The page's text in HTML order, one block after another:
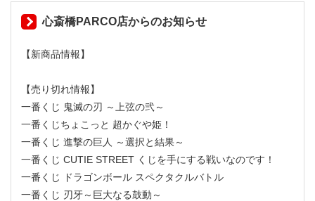
心斎橋PARCO店からのお知らせ
【新商品情報】
【売り切れ情報】
一番くじ 鬼滅の刃 ～上弦の弐～
一番くじちょこっと 超かぐや姫！
一番くじ 進撃の巨人 ～選択と結果～
一番くじ CUTIE STREET くじを手にする戦いなのです！
一番くじ ドラゴンボール スペクタクルバトル
一番くじ 刃牙～巨大なる鼓動～